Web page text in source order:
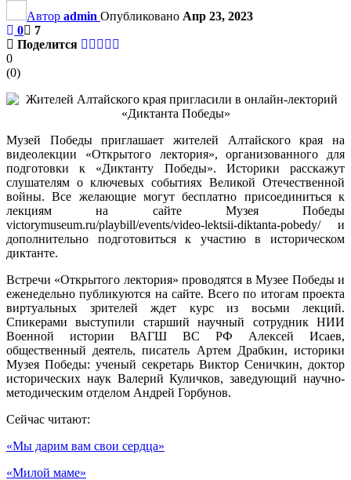
Автор admin Опубликовано Апр 23, 2023
0
7
Поделится
0
(0)
Музей Победы приглашает жителей Алтайского края на
видеолекции «Открытого лектория», организованного для
подготовки к «Диктанту Победы». Историки расскажут
слушателям о ключевых событиях Великой Отечественной
войны. Все желающие могут бесплатно присоединиться к
лекциям на сайте Музея Победы
victorymuseum.ru/playbill/events/video-lektsii-diktanta-pobedy/ и
дополнительно подготовиться к участию в историческом
диктанте.
Встречи «Открытого лектория» проводятся в Музее Победы и
еженедельно публикуются на сайте. Всего по итогам проекта
виртуальных зрителей ждет курс из восьми лекций.
Спикерами выступили старший научный сотрудник НИИ
Военной истории ВАГШ ВС РФ Алексей Исаев,
общественный деятель, писатель Артем Драбкин, историки
Музея Победы: ученый секретарь Виктор Сеничкин, доктор
исторических наук Валерий Куличков, заведующий научно-
методическим отделом Андрей Горбунов.
Сейчас читают:
«Мы дарим вам свои сердца»
«Милой маме»